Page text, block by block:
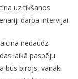
uz tikšanos
darba intervijai.
nedaudz
laikā paspēju
būs birojs, vairāki